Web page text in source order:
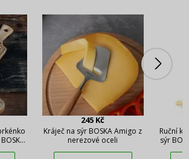
245 Kč
Kráječ na sýr BOSKA Amigo z
nerezové oceli
Ruční
sýr